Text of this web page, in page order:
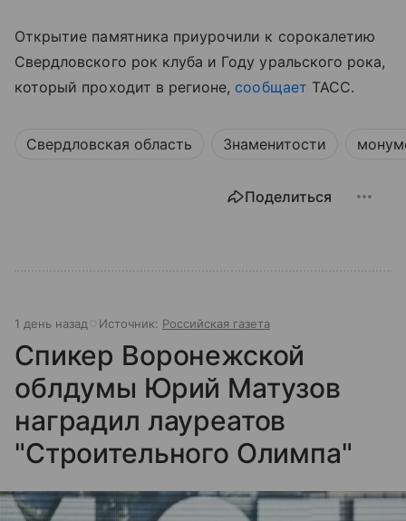
Открытие памятника приурочили к сорокалетию
Свердловского рок клуба и Году уральского рока,
который проходит в регионе, сообщает ТАСС.
Свердловская область Знаменитости
Поделиться
1 день назад Источник: Российская газета
Спикер Воронежской
облдумы Юрий Матузов
наградил лауреатов
"Строительного Олимпа"